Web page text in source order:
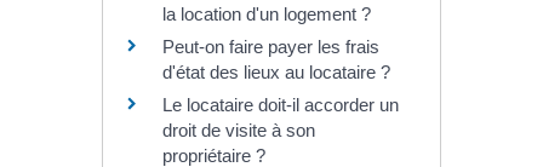
la location d'un logement ?
Peut-on faire payer les frais
d'état des lieux au locataire ?
Le locataire doit-il accorder un
droit de visite à son
propriétaire ?